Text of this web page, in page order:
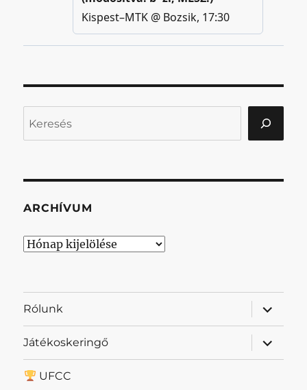
ARCHÍVUM
Archívum
Rólunk
almenü
Játékoskeringő
almenü
UFCC